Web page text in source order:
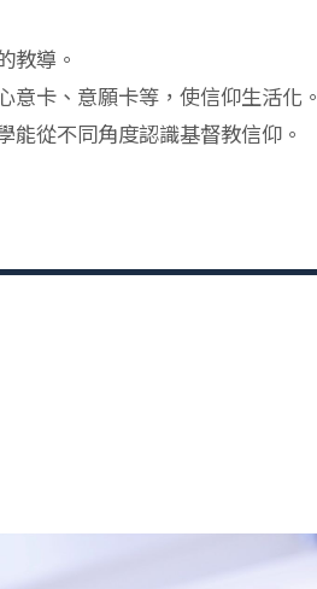
教導。
卡、意願卡等，使信仰生活化。
從不同角度認識基督教信仰。